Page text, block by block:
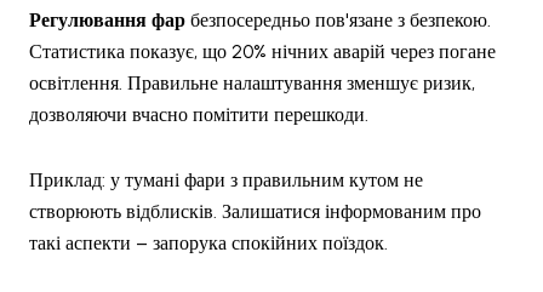
Регулювання фар безпосередньо пов'язане з безпекою.
Статистика показує, що 20% нічних аварій через погане
освітлення. Правильне налаштування зменшує ризик,
дозволяючи вчасно помітити перешкоди.
Приклад: у тумані фари з правильним кутом не
створюють відблисків. Залишатися інформованим про
такі аспекти – запорука спокійних поїздок.